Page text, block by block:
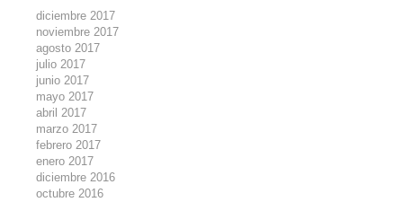
diciembre 2017
noviembre 2017
agosto 2017
julio 2017
junio 2017
mayo 2017
abril 2017
marzo 2017
febrero 2017
enero 2017
diciembre 2016
octubre 2016